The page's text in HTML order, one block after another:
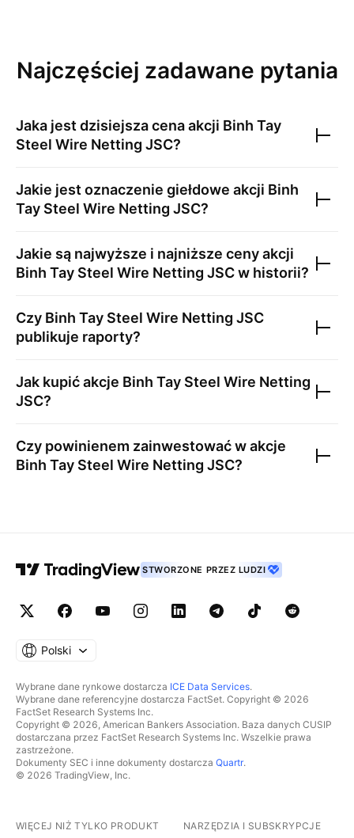
Najczęściej zadawane pytania
Jaka jest dzisiejsza cena akcji Binh Tay
Steel Wire Netting JSC?
Jakie jest oznaczenie giełdowe akcji Binh
Tay Steel Wire Netting JSC?
Jakie są najwyższe i najniższe ceny akcji
Binh Tay Steel Wire Netting JSCw historii?
Czy Binh Tay Steel Wire Netting JSC
publikuje raporty?
Jak kupić akcje Binh Tay Steel Wire Netting
JSC?
Czy powinienem zainwestować w akcje
Binh Tay Steel Wire Netting JSC?
STWORZONE PRZEZ LUDZI
Polski
Wybrane dane rynkowe dostarcza ICE Data Services.
Wybrane dane referencyjne dostarcza FactSet. Copyright © 2026
FactSet Research Systems Inc.
Copyright © 2026, American Bankers Association. Baza danych CUSIP
dostarczana przez FactSet Research Systems Inc. Wszelkie prawa
zastrzeżone.
Dokumenty SEC i inne dokumenty dostarcza Quartr.
© 2026 TradingView, Inc.
WIĘCEJ NIŻ TYLKO PRODUKT NARZĘDZIA I SUBSKRYPCJE